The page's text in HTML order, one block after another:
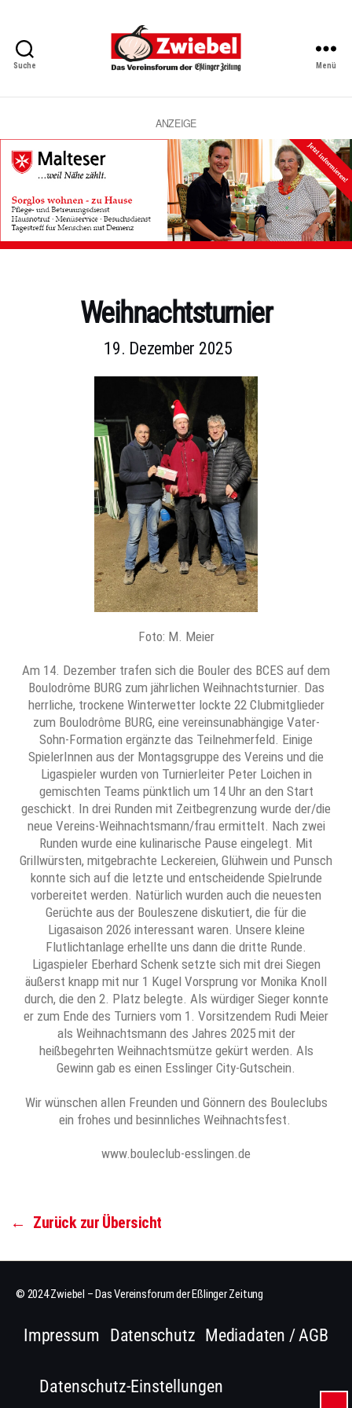
Suche
Vereinsforum
Eßlinger
Zeitung
Menü
ANZEIGE
Weihnachtsturnier
19. Dezember 2025
Foto: M. Meier
Am 14. Dezember trafen sich die Bouler des BCES auf dem
Boulodrôme BURG zum jährlichen Weihnachtsturnier. Das
herrliche, trockene Winterwetter lockte 22 Clubmitglieder
zum Boulodrôme BURG, eine vereinsunabhängige Vater-
Sohn-Formation ergänzte das Teilnehmerfeld. Einige
SpielerInnen aus der Montagsgruppe des Vereins und die
Ligaspieler wurden von Turnierleiter Peter Loichen in
gemischten Teams pünktlich um 14 Uhr an den Start
geschickt. In drei Runden mit Zeitbegrenzung wurde der/die
neue Vereins-Weihnachtsmann/frau ermittelt. Nach zwei
Runden wurde eine kulinarische Pause eingelegt. Mit
Grillwürsten, mitgebrachte Leckereien, Glühwein und Punsch
konnte sich auf die letzte und entscheidende Spielrunde
vorbereitet werden. Natürlich wurden auch die neuesten
Gerüchte aus der Bouleszene diskutiert, die für die
Ligasaison 2026 interessant waren. Unsere kleine
Flutlichtanlage erhellte uns dann die dritte Runde.
Ligaspieler Eberhard Schenk setzte sich mit drei Siegen
äußerst knapp mit nur 1 Kugel Vorsprung vor Monika Knoll
durch, die den 2. Platz belegte. Als würdiger Sieger konnte
er zum Ende des Turniers vom 1. Vorsitzendem Rudi Meier
als Weihnachtsmann des Jahres 2025 mit der
heißbegehrten Weihnachtsmütze gekürt werden. Als
Gewinn gab es einen Esslinger City-Gutschein.
Wir wünschen allen Freunden und Gönnern des Bouleclubs
ein frohes und besinnliches Weihnachtsfest.
www.bouleclub-esslingen.de
← Zurück zur Übersicht
© 2024 Zwiebel – Das Vereinsforum der Eßlinger Zeitung
Impressum Datenschutz Mediadaten / AGB
Datenschutz-Einstellungen